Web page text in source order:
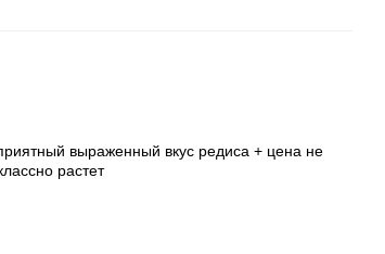
выраженный вкус редиса + цена не
растет